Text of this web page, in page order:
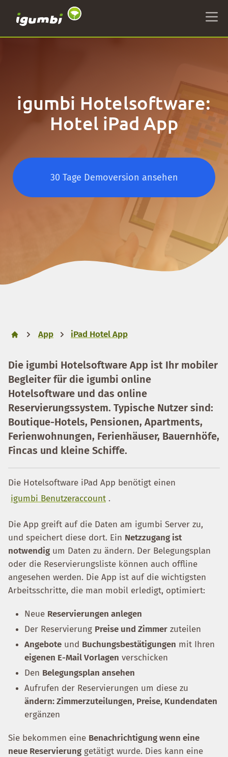
igumbi Hotelsoftware:
Hotel iPad App
30 Tage Demoversion ansehen
App iPad Hotel App
Die igumbi Hotelsoftware App ist Ihr mobiler
Begleiter für die igumbi online
Hotelsoftware und das online
Reservierungssystem. Typische Nutzer sind:
Boutique-Hotels, Pensionen, Apartments,
Ferienwohnungen, Ferienhäuser, Bauernhöfe,
Fincas und kleine Schiffe.
Die Hotelsoftware iPad App benötigt einen
igumbi Benutzeraccount .
Die App greift auf die Daten am igumbi Server zu,
und speichert diese dort. Ein Netzzugang ist
notwendig um Daten zu ändern. Der Belegungsplan
oder die Reservierungsliste können auch offline
angesehen werden. Die App ist auf die wichtigsten
Arbeitsschritte, die man mobil erledigt, optimiert:
Neue Reservierungen anlegen
Der Reservierung Preise und Zimmer zuteilen
Angebote und Buchungsbestätigungen mit Ihren
eigenen E-Mail Vorlagen verschicken
Den Belegungsplan ansehen
Aufrufen der Reservierungen um diese zu
ändern: Zimmerzuteilungen, Preise, Kundendaten
ergänzen
Sie bekommen eine Benachrichtigung wenn eine
neue Reservierung getätigt wurde. Dies kann eine